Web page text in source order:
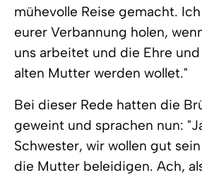
mühevolle Reise gemacht.
eurer Verbannung holen,
uns arbeitet und die Ehre
alten Mutter werden wollet."
Bei dieser Rede hatten die
geweint und sprachen nun:
Schwester, wir wollen gut
die Mutter beleidigen. Ach,